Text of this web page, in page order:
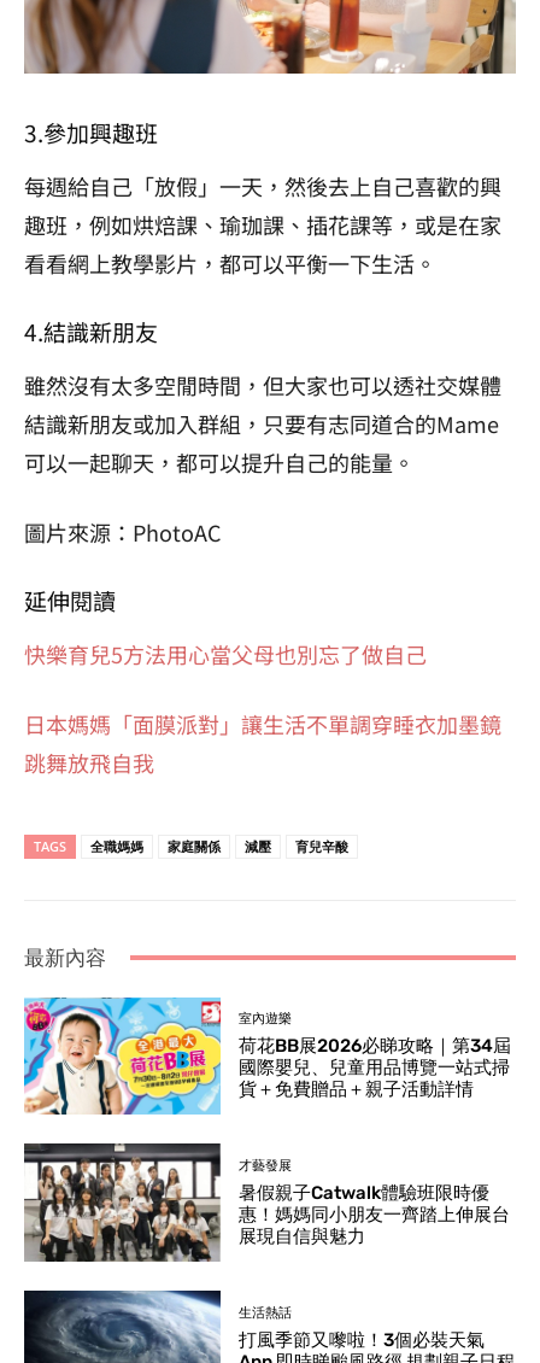
3.參加興趣班
每週給自己「放假」一天，然後去上自己喜歡的興
趣班，例如烘焙課、瑜珈課、插花課等，或是在家
看看網上教學影片，都可以平衡一下生活。
4.結識新朋友
雖然沒有太多空閒時間，但大家也可以透社交媒體
結識新朋友或加入群組，只要有志同道合的Mame
可以一起聊天，都可以提升自己的能量。
圖片來源：PhotoAC
延伸閱讀
快樂育兒5方法用心當父母也別忘了做自己
日本媽媽「面膜派對」讓生活不單調穿睡衣加墨鏡
跳舞放飛自我
TAGS 全職媽媽 家庭關係 減壓 育兒辛酸
最新內容
室內遊樂
荷花BB展2026必睇攻略｜第34屆
國際嬰兒、兒童用品博覽一站式掃
貨＋免費贈品＋親子活動詳情
才藝發展
暑假親子Catwalk體驗班限時優
惠！媽媽同小朋友一齊踏上伸展台
展現自信與魅力
生活熱話
打風季節又嚟啦！3個必裝天氣